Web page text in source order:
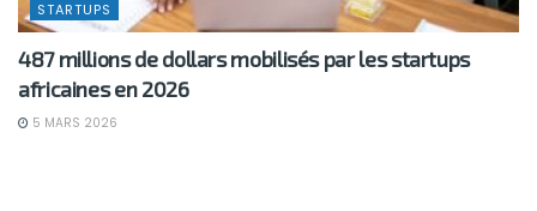
STARTUPS
487 millions de dollars mobilisés par les startups
africaines en 2026
5 MARS 2026